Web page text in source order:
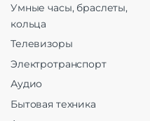
Умные часы, браслеты,
кольца
Телевизоры
Электротранспорт
Аудио
Бытовая техника